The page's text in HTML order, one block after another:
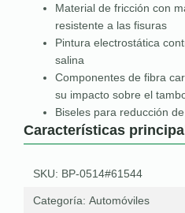
Material de fricción con
resistente a las fisuras
Pintura electrostática
salina
Componentes de fibra
su impacto sobre el
Biseles para reducción
Características
SKU: BP-0514#61544
Categoría: Automóviles